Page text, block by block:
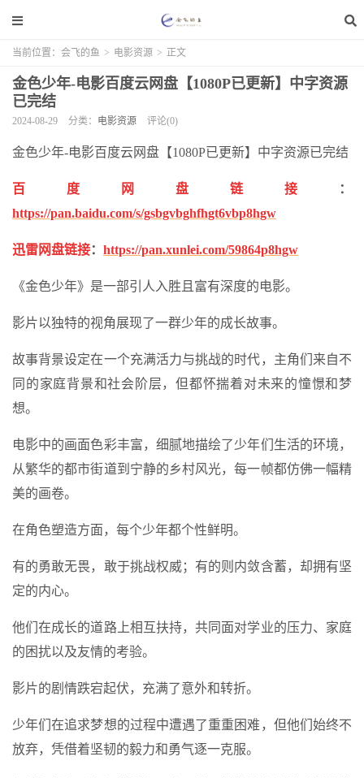
当前位置： 会飞的鱼 > 电影资源 > 正文
金色少年-电影百度云网盘【1080P已更新】中字资源
已完结
2024-08-29 分类： 电影资源 评论(0)
金色少年-电影百度云网盘【1080P已更新】中字资源已完结
百度网盘链接
：
https://pan.baidu.com/s/gsbgvbghfhgt6vbp8hgw
迅雷网盘链接： https://pan.xunlei.com/59864p8hgw
《金色少年》是一部引人入胜且富有深度的电影。
影片以独特的视角展现了一群少年的成长故事。
故事背景设定在一个充满活力与挑战的时代，主角们来自不
同的家庭背景和社会阶层，但都怀揣着对未来的憧憬和梦
想。
电影中的画面色彩丰富，细腻地描绘了少年们生活的环境，
从繁华的都市街道到宁静的乡村风光，每一帧都仿佛一幅精
美的画卷。
在角色塑造方面，每个少年都个性鲜明。
有的勇敢无畏，敢于挑战权威；有的则内敛含蓄，却拥有坚
定的内心。
他们在成长的道路上相互扶持，共同面对学业的压力、家庭
的困扰以及友情的考验。
影片的剧情跌宕起伏，充满了意外和转折。
少年们在追求梦想的过程中遭遇了重重困难，但他们始终不
放弃，凭借着坚韧的毅力和勇气逐一克服。